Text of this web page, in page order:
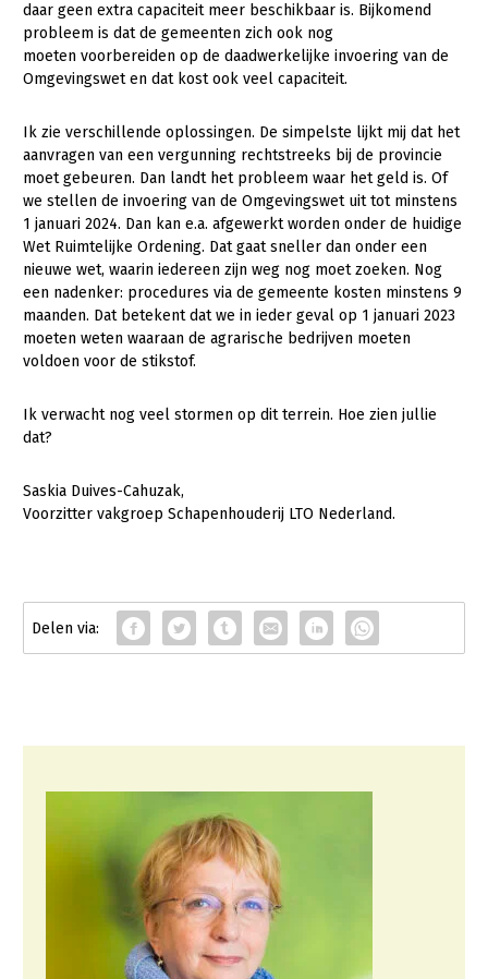
Dier
Biologische Landbouw
Kalverhouderij
Konijnenhouderij
Melkveehouderij
Paardenhouderij
Pluimveehouderij
Schapenhouderij
Varkenshouderij
Vleesveehouderij
Plant
Biologische Landbouw
Bollenteelt
Bomen, vaste planten en zomerbloemen
Fruitteelt
Glastuinbouw
Paddenstoelen
Vollegrondsgroente
Multifunctioneel
Vrouw en Bedrijf
Nieuws
Nieuwsabonnement
Webinars
Over LTO
LTO Nederland
Mensen
Medewerkers
Vakgroepbestuurders
Vacatures
Pers
daar geen extra capaciteit meer beschikbaar is. Bijkomend
probleem is dat de gemeenten zich ook nog
moeten voorbereiden op de daadwerkelijke invoering van de
Omgevingswet en dat kost ook veel capaciteit.
Ik zie verschillende oplossingen. De simpelste lijkt mij dat het
aanvragen van een vergunning rechtstreeks bij de provincie
moet gebeuren. Dan landt het probleem waar het geld is. Of
we stellen de invoering van de Omgevingswet uit tot minstens
1 januari 2024. Dan kan e.a. afgewerkt worden onder de huidige
Wet Ruimtelijke Ordening. Dat gaat sneller dan onder een
nieuwe wet, waarin iedereen zijn weg nog moet zoeken. Nog
een nadenker: procedures via de gemeente kosten minstens 9
maanden. Dat betekent dat we in ieder geval op 1 januari 2023
moeten weten waaraan de agrarische bedrijven moeten
voldoen voor de stikstof.
Ik verwacht nog veel stormen op dit terrein. Hoe zien jullie
dat?
Saskia Duives-Cahuzak,
Voorzitter vakgroep Schapenhouderij LTO Nederland.